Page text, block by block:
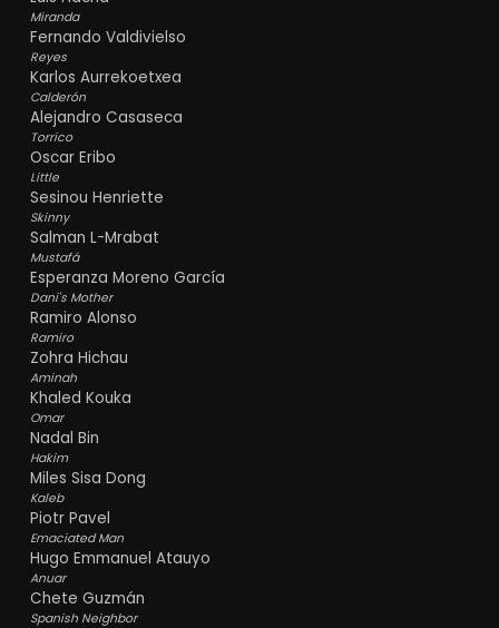
Miranda
Fernando Valdivielso
Reyes
Karlos Aurrekoetxea
Calderón
Alejandro Casaseca
Torrico
Oscar Eribo
Little
Sesinou Henriette
Skinny
Salman L-Mrabat
Mustafá
Esperanza Moreno García
Dani's Mother
Ramiro Alonso
Ramiro
Zohra Hichau
Aminah
Khaled Kouka
Omar
Nadal Bin
Hakim
Miles Sisa Dong
Kaleb
Piotr Pavel
Emaciated Man
Hugo Emmanuel Atauyo
Anuar
Chete Guzmán
Spanish Neighbor